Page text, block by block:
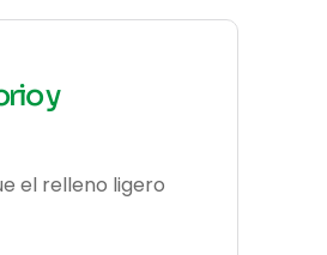
y
el relleno ligero